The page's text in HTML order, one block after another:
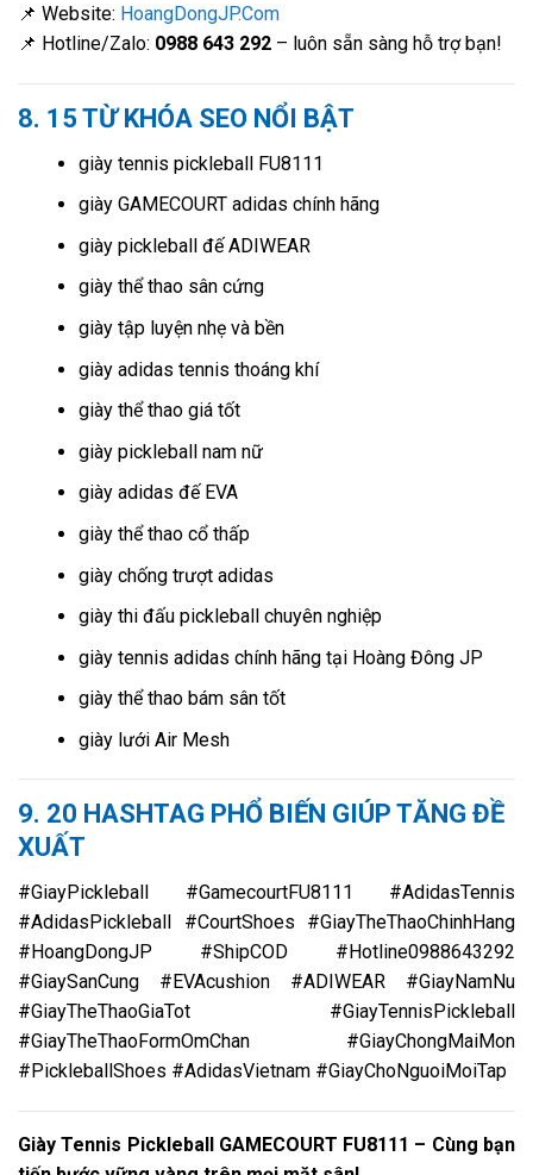
📌 Website: HoangDongJP.Com
📌 Hotline/Zalo: 0988 643 292 – luôn sẵn sàng hỗ trợ bạn!
8. 15 TỪ KHÓA SEO NỔI BẬT
giày tennis pickleball FU8111
giày GAMECOURT adidas chính hãng
giày pickleball đế ADIWEAR
giày thể thao sân cứng
giày tập luyện nhẹ và bền
giày adidas tennis thoáng khí
giày thể thao giá tốt
giày pickleball nam nữ
giày adidas đế EVA
giày thể thao cổ thấp
giày chống trượt adidas
giày thi đấu pickleball chuyên nghiệp
giày tennis adidas chính hãng tại Hoàng Đông JP
giày thể thao bám sân tốt
giày lưới Air Mesh
9. 20 HASHTAG PHỔ BIẾN GIÚP TĂNG ĐỀ
XUẤT
#GiayPickleball #GamecourtFU8111 #AdidasTennis
#AdidasPickleball #CourtShoes #GiayTheThaoChinhHang
#HoangDongJP #ShipCOD #Hotline0988643292
#GiaySanCung #EVAcushion #ADIWEAR #GiayNamNu
#GiayTheThaoGiaTot #GiayTennisPickleball
#GiayTheThaoFormOmChan #GiayChongMaiMon
#PickleballShoes #AdidasVietnam #GiayChoNguoiMoiTap
Giày Tennis Pickleball GAMECOURT FU8111 – Cùng bạn